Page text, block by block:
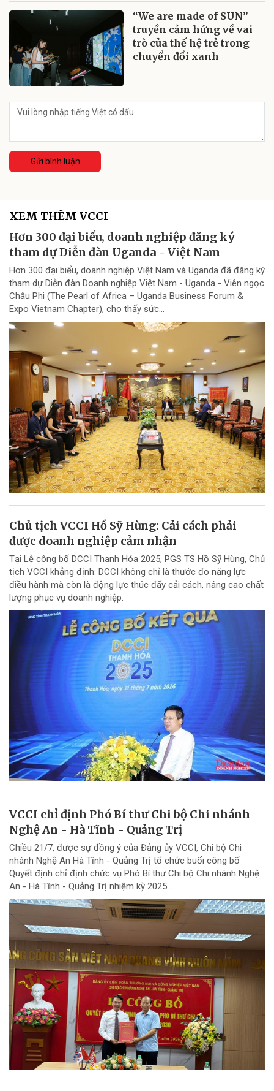
“We are made of SUN”
truyền cảm hứng về vai
trò của thế hệ trẻ trong
chuyển đổi xanh
Gửi bình luận
XEM THÊM VCCI
Hơn 300 đại biểu, doanh nghiệp đăng ký
tham dự Diễn đàn Uganda - Việt Nam
Hơn 300 đại biểu, doanh nghiệp Việt Nam và Uganda đã đăng ký
tham dự Diễn đàn Doanh nghiệp Việt Nam - Uganda - Viên ngọc
Châu Phi (The Pearl of Africa – Uganda Business Forum &
Expo Vietnam Chapter), cho thấy sức...
Chủ tịch VCCI Hồ Sỹ Hùng: Cải cách phải
được doanh nghiệp cảm nhận
Tại Lễ công bố DCCI Thanh Hóa 2025, PGS TS Hồ Sỹ Hùng, Chủ
tịch VCCI khẳng định: DCCI không chỉ là thước đo năng lực
điều hành mà còn là động lực thúc đẩy cải cách, nâng cao chất
lượng phục vụ doanh nghiệp.
VCCI chỉ định Phó Bí thư Chi bộ Chi nhánh
Nghệ An - Hà Tĩnh - Quảng Trị
Chiều 21/7, được sự đồng ý của Đảng ủy VCCI, Chi bộ Chi
nhánh Nghệ An Hà Tĩnh - Quảng Trị tổ chức buổi công bố
Quyết định chỉ định chức vụ Phó Bí thư Chi bộ Chi nhánh Nghệ
An - Hà Tĩnh - Quảng Trị nhiệm kỳ 2025...